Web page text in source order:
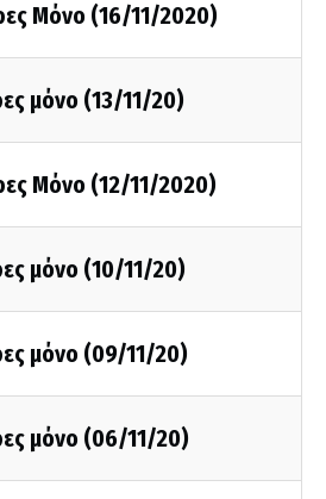
Μόνο (16/11/2020)
μόνο (13/11/20)
Μόνο (12/11/2020)
μόνο (10/11/20)
μόνο (09/11/20)
μόνο (06/11/20)